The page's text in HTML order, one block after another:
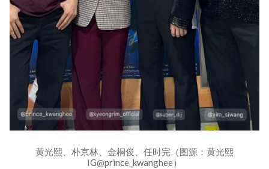
黄光熙、朴京林、金桐俊、任时完（图源：黄光熙
IG@prince_kwanghee）